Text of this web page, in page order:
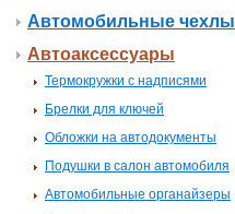
Автомобильные чехлы
Автоаксессуары
Термокружки с надписями
Брелки для ключей
Обложки на автодокументы
Подушки в салон автомобиля
Автомобильные органайзеры